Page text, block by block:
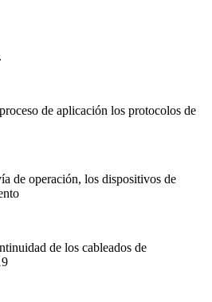
de aplicación los protocolos de
de operación, los dispositivos de
de los cableados de